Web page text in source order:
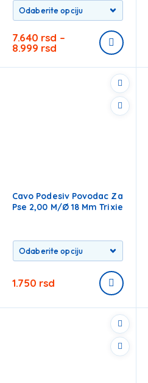
7.640 rsd –
8.999 rsd
Cavo Podesiv Povodac Za
Pse 2,00 M/ø 18 Mm Trixie
1.750 rsd